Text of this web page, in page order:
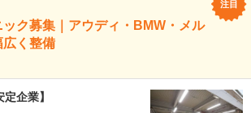
ク募集｜アウディ・BMW・メル
広く整備
企業】